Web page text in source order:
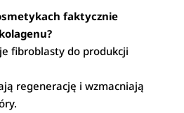
faktycznie
fibroblasty do produkcji
regenerację i wzmacniają